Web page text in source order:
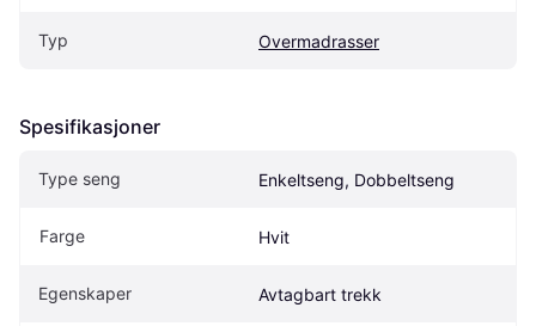
Typ Overmadrasser
Spesifikasjoner
Type seng Enkeltseng, Dobbeltseng
Farge Hvit
Egenskaper Avtagbart trekk